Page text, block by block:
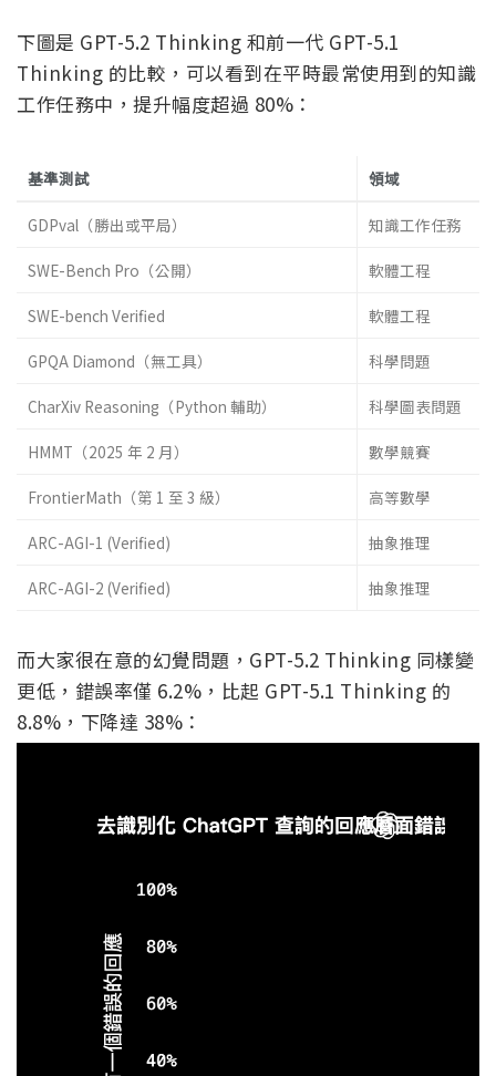
下圖是 GPT-5.2 Thinking 和前一代 GPT-5.1
Thinking 的比較，可以看到在平時最常使用到的知識
工作任務中，提升幅度超過 80%：
基準測試 領域
GDPval（勝出或平局） 知識工作任務
SWE-Bench Pro（公開） 軟體工程
SWE-bench Verified 軟體工程
GPQA Diamond（無工具） 科學問題
CharXiv Reasoning（Python 輔助） 科學圖表問題
HMMT（2025 年 2 月） 數學競賽
FrontierMath（第 1 至 3 級） 高等數學
ARC-AGI-1 (Verified) 抽象推理
ARC-AGI-2 (Verified) 抽象推理
而大家很在意的幻覺問題，GPT-5.2 Thinking 同樣變
更低，錯誤率僅 6.2%，比起 GPT-5.1 Thinking 的
8.8%，下降達 38%：